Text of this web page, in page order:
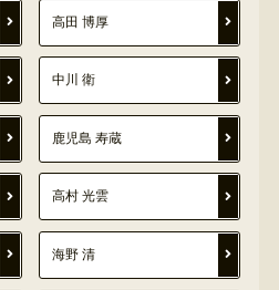
高田 博厚
中川 衛
鹿児島 寿蔵
高村 光雲
海野 清